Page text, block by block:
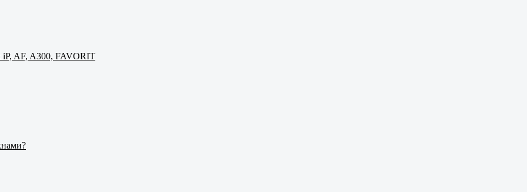
AF, A300, FAVORIT